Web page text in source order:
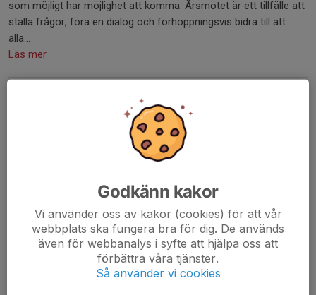
som möjligt har möjlighet att komma. Årsmötet är ett tillfälle att
ställa frågor, föra en dialog och förhoppningsvis bidra till att
alla...
Läs mer
0 kommentarer
Godkänn kakor
Vi använder oss av kakor (cookies) för att vår
webbplats ska fungera bra för dig. De används
även för webbanalys i syfte att hjälpa oss att
förbättra våra tjänster.
Så använder vi cookies